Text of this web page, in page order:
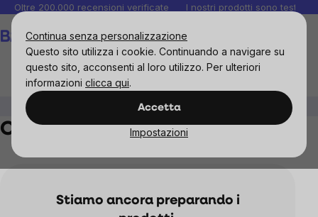
Continua senza personalizzazione
Questo sito utilizza i cookie. Continuando a navigare su
questo sito, acconsenti al loro utilizzo. Per ulteriori
informazioni clicca qui.
Accetta
Impostazioni
Salta
contenuto
Oltre 200.000 recensioni verificate I nostri prodotti sono testati
Crema dopo sole
Crema dopo sole
Stiamo ancora preparando i